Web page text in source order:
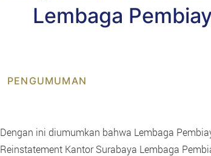
Lembaga
PENGUMUMAN
Dengan ini diumumkan bahwa Lembaga
Reinstatement Kantor Surabaya Lembaga